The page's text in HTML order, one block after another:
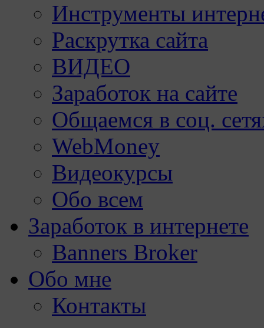
Инструменты
Раскрутка сайта
ВИДЕО
Заработок на сайте
Общаемся в соц.
WebMoney
Видеокурсы
Обо всем
Заработок в интернете
Banners Broker
Обо мне
Контакты